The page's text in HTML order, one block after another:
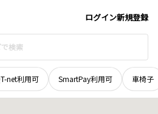
ログイン新規登録
net利用可 SmartPay利用可 車椅子